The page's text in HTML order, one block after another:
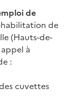
de
de
(Hauts-de-
à
:
cuvettes